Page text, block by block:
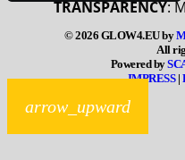
TRANSPARENCY:
© 2026 GLOW4.EU by
All
Powered by
IMPRESS|
arrow_upward